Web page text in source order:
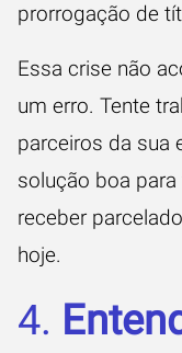
prorrogação de
Essa crise não
um erro. Tente
parceiros da sua
solução boa
receber
hoje.
4.